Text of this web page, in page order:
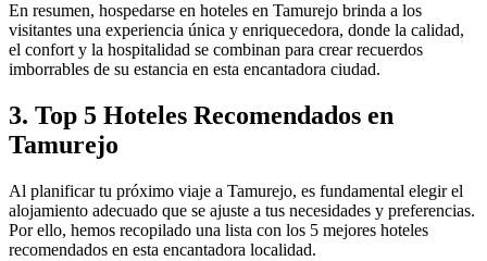
En resumen, hospedarse en hoteles en Tamurejo brinda a los
visitantes una experiencia única y enriquecedora, donde la calidad,
el confort y la hospitalidad se combinan para crear recuerdos
imborrables de su estancia en esta encantadora ciudad.
3. Top 5 Hoteles Recomendados en
Tamurejo
Al planificar tu próximo viaje a Tamurejo, es fundamental elegir el
alojamiento adecuado que se ajuste a tus necesidades y preferencias.
Por ello, hemos recopilado una lista con los 5 mejores hoteles
recomendados en esta encantadora localidad.